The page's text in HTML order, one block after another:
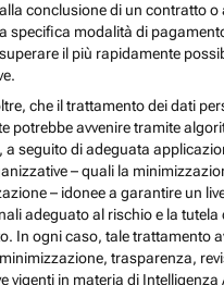
conclusione di un contratto o
specifica modalità di
il più rapidamente
che il trattamento dei dati
potrebbe avvenire tramite
a seguito di adeguata
– quali la
– idonee a garantire un
adeguato al rischio e la tutela
In ogni caso, tale trattamento
trasparenza,
vigenti in materia di Intelligenza